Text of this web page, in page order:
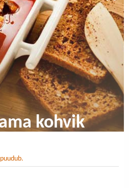
kohvik